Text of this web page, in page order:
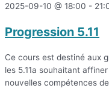
2025-09-10 @ 18:00 -
Progression 5.11
Ce cours est destiné aux
les 5.11a souhaitant
nouvelles compétences